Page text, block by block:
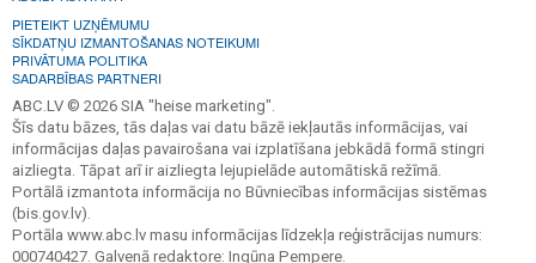
PIETEIKT UZŅĒMUMU
SĪKDATŅU IZMANTOŠANAS NOTEIKUMI
PRIVĀTUMA POLITIKA
SADARBĪBAS PARTNERI
ABC.LV © 2026 SIA "heise marketing".
Šīs datu bāzes, tās daļas vai datu bāzē iekļautās informācijas, vai
informācijas daļas pavairošana vai izplatīšana jebkādā formā stingri
aizliegta. Tāpat arī ir aizliegta lejupielāde automātiskā režīmā.
Portālā izmantota informācija no Būvniecības informācijas sistēmas
(bis.gov.lv).
Portāla www.abc.lv masu informācijas līdzekļa reģistrācijas numurs:
000740427. Galvenā redaktore: Ingūna Pempere.